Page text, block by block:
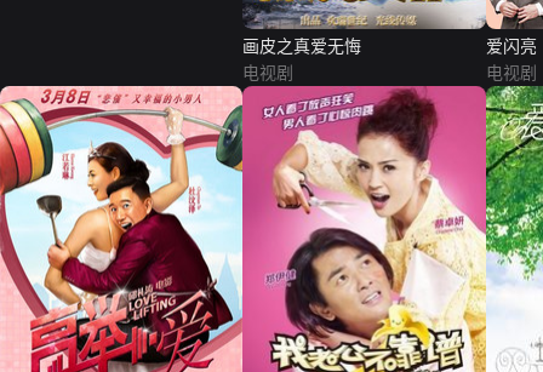
画皮之真爱无悔
电视剧
爱闪亮
电视剧